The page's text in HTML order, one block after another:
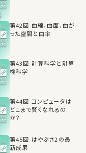
第42回 曲線，曲面，曲が
った空間と曲率
第43回 計算科学と計算
機科学
第44回 コンピュータは
どこまで賢くなれるの
か？
第45回 はやぶさ2の最
新成果